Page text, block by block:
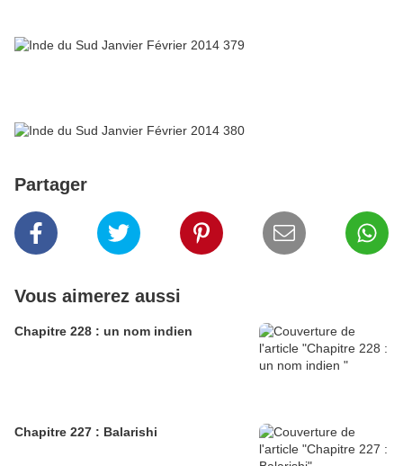
Partager
Vous aimerez aussi
Chapitre 228 : un nom indien
Chapitre 227 : Balarishi